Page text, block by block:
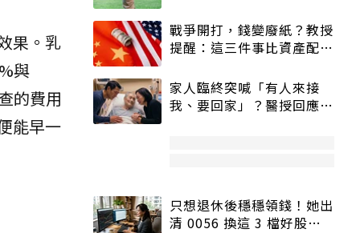
果。乳
與
的費用
能早一
戰爭開打，錢變廢紙？教授
提醒：這三件事比資產配置
家人臨終突喊「有人來接
我、要回家」？醫授回應方
只想退休後穩穩領錢！她出
清 0056 換這 3 檔好股：